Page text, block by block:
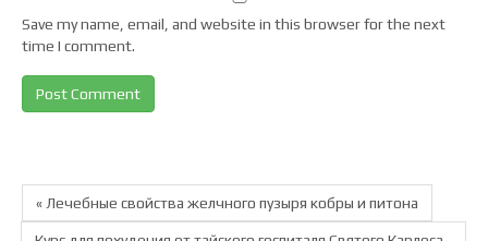
Save my name, email, and website in this browser for the next
time I comment.
« Лечебные свойства желчного пузыря кобры и питона